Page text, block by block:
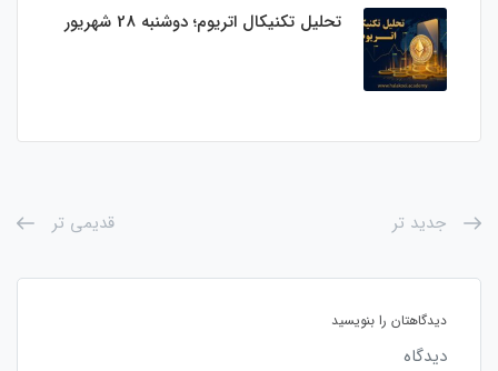
تحلیل تکنیکال اتریوم؛ دوشنبه 28 شهریور
جدید تر قدیمی تر
دیدگاهتان را بنویسید
دیدگاه